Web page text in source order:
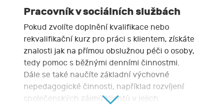
Pracovník v sociálních službách
Pokud zvolíte doplnění kvalifikace nebo
rekvalifikační kurz pro práci s klientem, získáte
znalosti jak na přímou obslužnou péči o osoby,
tedy pomoc s běžnými denními činnostmi.
Dále se také naučíte základní výchovné
nepedagogické činnosti, například rozvíjení
společenských zájmů klientů v jejich